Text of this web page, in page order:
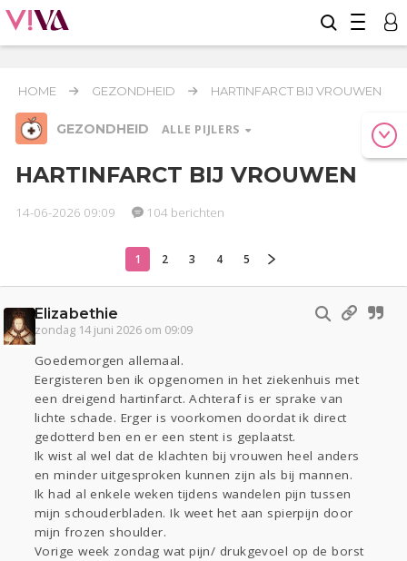
HOME GEZONDHEID HARTINFARCT BIJ VROUWEN
GEZONDHEID ALLE PIJLERS
Relaties Werk & Studie Geld & Recht
Gezondheid
Actueel
Lijf & Lijn
Kinderen
Digi
Zwanger
Psyche
Sport
Contact Viva zoekt
Aangeboden
Lezen
HARTINFARCT BIJ VROUWEN
14-06-2026 09:09 104 berichten
1 2 3 4 5
Elizabethie
zondag 14 juni 2026 om 09:09
Goedemorgen allemaal.
Eergisteren ben ik opgenomen in het ziekenhuis met
een dreigend hartinfarct. Achteraf is er sprake van
lichte schade. Erger is voorkomen doordat ik direct
gedotterd ben en er een stent is geplaatst.
Ik wist al wel dat de klachten bij vrouwen heel anders
en minder uitgesproken kunnen zijn als bij mannen.
Ik had al enkele weken tijdens wandelen pijn tussen
mijn schouderbladen. Ik weet het aan spierpijn door
mijn frozen shoulder.
Vorige week zondag wat pijn/ drukgevoel op de borst